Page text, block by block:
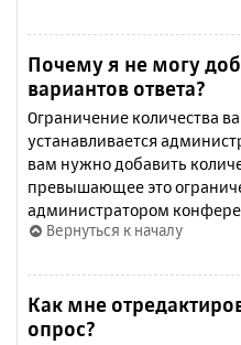
Почему я не могу
вариантов ответа?
Ограничение количества
устанавливается
вам нужно добавить
превышающее это
администратором
Вернуться к началу
Как мне
опрос?